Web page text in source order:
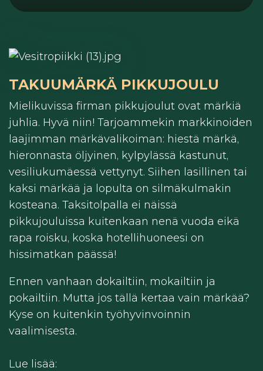
TAKUUMÄRKÄ PIKKUJOULU
Mielikuvissa firman pikkujoulut ovat märkiä
juhlia. Hyvä niin! Tarjoammekin markkinoiden
laajimman märkävalikoiman: hiestä märkä,
hieronnasta öljyinen, kylpylässä kastunut,
vesiliukumäessä vettynyt. Siihen lasillinen tai
kaksi märkää ja lopulta on silmäkulmakin
kosteana. Taksitolpalla ei näissä
pikkujouluissa kuitenkaan nenä vuoda eikä
rapa roisku, koska hotellihuoneesi on
hissimatkan päässä!
Ennen vanhaan dokailtiin, mokailtiin ja
pokailtiin. Mutta jos tällä kertaa vain märkää?
Kyse on kuitenkin työhyvinvoinnin
vaalimisesta.
Lue lisää: